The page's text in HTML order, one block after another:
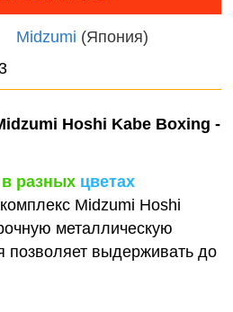
Midzumi (Япония)
Hoshi Kabe Boxing -
в разных цветах
Midzumi Hoshi
металлическую
позволяет выдерживать до